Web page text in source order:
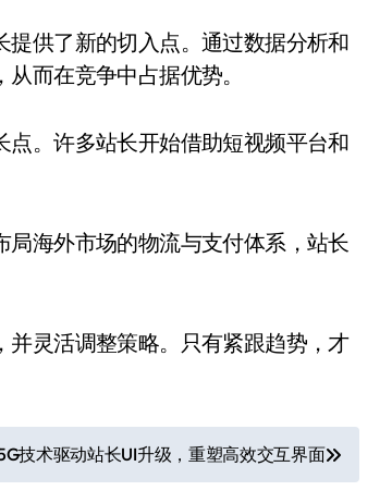
供了新的切入点。通过数据分析和
而在竞争中占据优势。
。许多站长开始借助短视频平台和
海外市场的物流与支付体系，站长
灵活调整策略。只有紧跟趋势，才
技术驱动站长UI升级，重塑高效交互界面